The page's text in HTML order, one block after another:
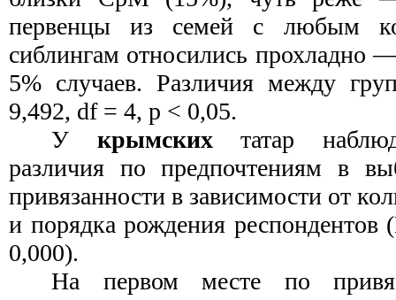
первенцы из семей с любым
сиблингам относились прохладно
5% случаев. Различия между
9,492, df = 4, р < 0,05.
У крымских татар
различия по предпочтениям в
привязанности в зависимости от
и порядка рождения
0,000).
На первом месте по